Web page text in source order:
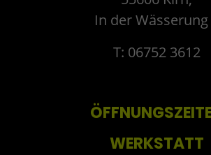
In der Wässerung
T: 06752 3612
WERKSTATT